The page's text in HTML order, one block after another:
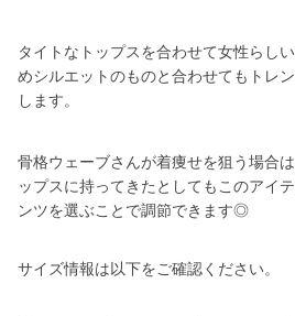
タイトなトップスを合わせて女性らし
めシルエットのものと合わせてもトレ
します。
骨格ウェーブさんが着痩せを狙う場合
ップスに持ってきたとしてもこのアイ
ンツを選ぶことで調節できます◎
サイズ情報は以下をご確認ください。